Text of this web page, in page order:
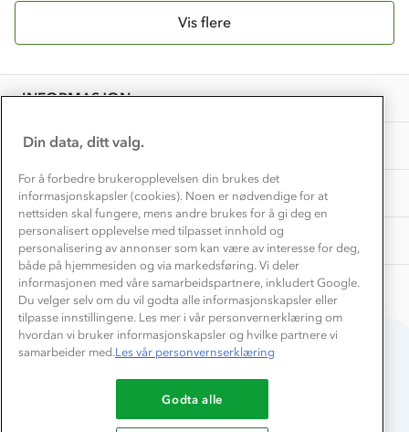
Vis flere
INFORMASJON
Våre butikker
Bedrift, barnehage og SFO
Presse
OM OSS
Samarbeide med oss?
TIPS OG RÅD
Store størrelser
Turmat oppskrifter
Beredskap
AKTIVITETER
Norgesferie 🇳🇴
Få turinspirasjon og tips her⛰
Overnatte utendørs⛺
Leirskole 🥾
Barnehageansatt
Tips til hyttetur
Du betaler enkelt med
Din data, ditt valg.
For å forbedre brukeropplevelsen din brukes det
informasjonskapsler (cookies). Noen er nødvendige for at
nettsiden skal fungere, mens andre brukes for å gi deg en
personalisert opplevelse med tilpasset innhold og
personalisering av annonser som kan være av interesse for deg,
både på hjemmesiden og via markedsføring. Vi deler
informasjonen med våre samarbeidspartnere, inkludert Google.
Du velger selv om du vil godta alle informasjonskapsler eller
tilpasse innstillingene. Les mer i vår personvernerklæring om
hvordan vi bruker informasjonskapsler og hvilke partnere vi
samarbeider med.Les vår personvernserklæring
Godta alle